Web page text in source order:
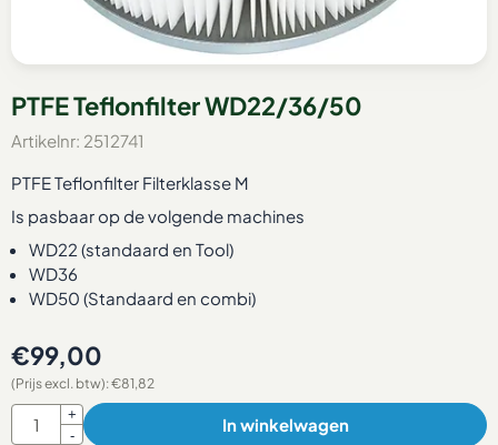
PTFE Teflonfilter WD22/36/50
Artikelnr: 2512741
PTFE Teflonfilter Filterklasse M
Is pasbaar op de volgende machines
WD22 (standaard en Tool)
WD36
WD50 (Standaard en combi)
€99,00
(Prijs excl. btw):€81,82
Aantal
+
-
In winkelwagen